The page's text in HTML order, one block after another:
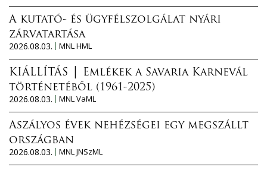
A kutató- és ügyfélszolgálat nyári
zárvatartása
2026.08.03.
MNL HML
KIÁLLÍTÁS │ Emlékek a Savaria Karnevál
történetéből (1961-2025)
2026.08.03.
MNL VaML
Aszályos évek nehézségei egy megszállt
országban
2026.08.03.
MNL JNSzML